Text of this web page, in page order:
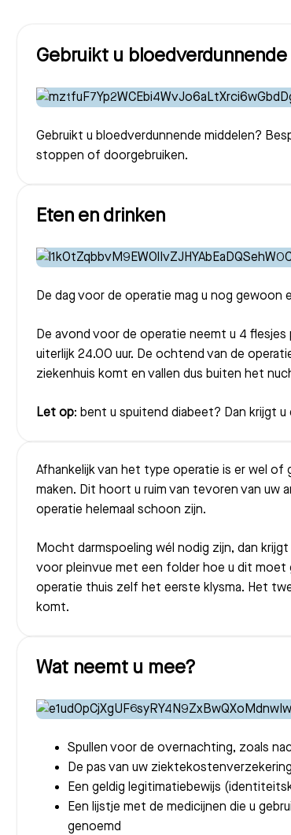
Gebruikt u
Gebruikt u bloedverdunnende middelen?
stoppen of doorgebruiken.
Eten en drinken
De dag voor de operatie mag u nog gewoon
De avond voor de operatie neemt u 4
uiterlijk 24.00 uur. De ochtend van de
ziekenhuis komt en vallen dus buiten het
Let op: bent u spuitend diabeet? Dan krijgt
Afhankelijk van het type operatie is er wel
maken. Dit hoort u ruim van tevoren van uw
operatie helemaal schoon zijn.
Mocht darmspoeling wél nodig zijn, dan
voor pleinvue met een folder hoe u dit moet
operatie thuis zelf het eerste klysma. Het
komt.
Wat neemt u mee?
Spullen voor de overnachting, zoals
De pas van uw ziektekostenverzekering
Een geldig legitimatiebewijs
Een lijstje met de medicijnen die u
genoemd